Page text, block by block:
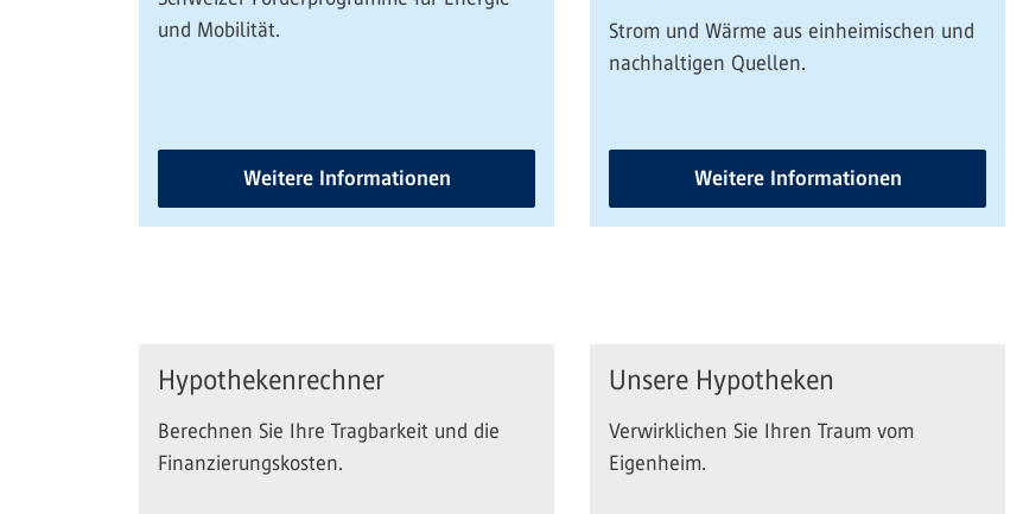
und Mobilität.
Weitere Informationen
Strom und Wärme aus einheimischen und
nachhaltigen Quellen.
Weitere Informationen
Hypothekenrechner
Berechnen Sie Ihre Tragbarkeit und die
Finanzierungskosten.
Unsere Hypotheken
Verwirklichen Sie Ihren Traum vom
Eigenheim.